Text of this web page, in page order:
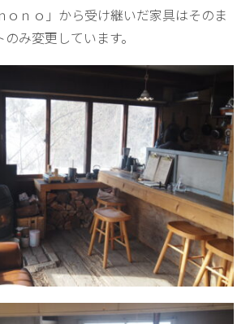
ｏｎｏ」から受け継いだ家具はそのま
み変更しています。